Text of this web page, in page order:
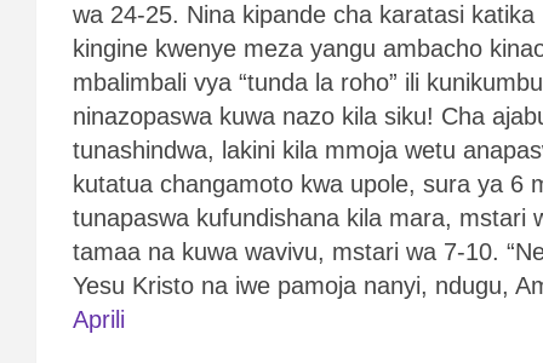
wa 24-25. Nina kipande cha karatasi katika
kingine kwenye meza yangu ambacho
mbalimbali vya “tunda la roho” ili
ninazopaswa kuwa nazo kila siku! Cha
tunashindwa, lakini kila mmoja wetu
kutatua changamoto kwa upole, sura ya 6
tunapaswa kufundishana kila mara, mstari
tamaa na kuwa wavivu, mstari wa 7-10.
Yesu Kristo na iwe pamoja nanyi, ndugu,
Aprili